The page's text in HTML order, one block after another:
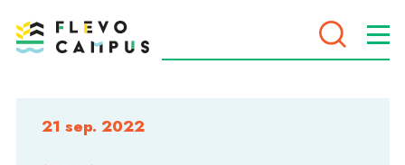
21 sep. 2022